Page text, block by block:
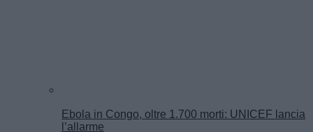
Ebola in Congo, oltre 1.700 morti: UNICEF lancia
l’allarme